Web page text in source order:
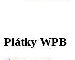
Plátky WPB